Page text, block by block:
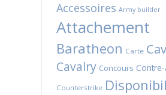
Accessoires Army builder
Attachement
Baratheon Carte
Cavalry Concours
Counterstrike